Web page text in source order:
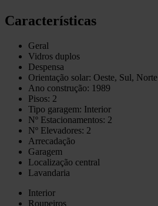
Características
Geral
Vidros duplos
Despensa
Orientação solar: Oeste, Sul, Norte
Ano construção: 1989
Pisos: 2
Tipo garagem: Interior
Nº Estacionamentos: 2
Nº Elevadores: 2
Arrecadação
Garagem
Localização central
Lavandaria
Interior
Roupeiros